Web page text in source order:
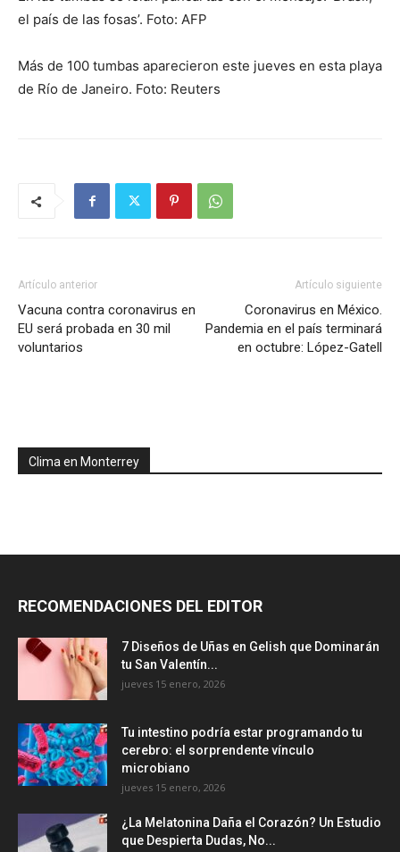
el país de las fosas’. Foto: AFP
Más de 100 tumbas aparecieron este jueves en esta playa
de Río de Janeiro. Foto: Reuters
Artículo anterior
Vacuna contra coronavirus en
EU será probada en 30 mil
voluntarios
Artículo siguiente
Coronavirus en México.
Pandemia en el país terminará
en octubre: López-Gatell
Clima en Monterrey
RECOMENDACIONES DEL EDITOR
7 Diseños de Uñas en Gelish que Dominarán
tu San Valentín...
jueves 15 enero, 2026
Tu intestino podría estar programando tu
cerebro: el sorprendente vínculo
microbiano
jueves 15 enero, 2026
¿La Melatonina Daña el Corazón? Un Estudio
que Despierta Dudas, No...